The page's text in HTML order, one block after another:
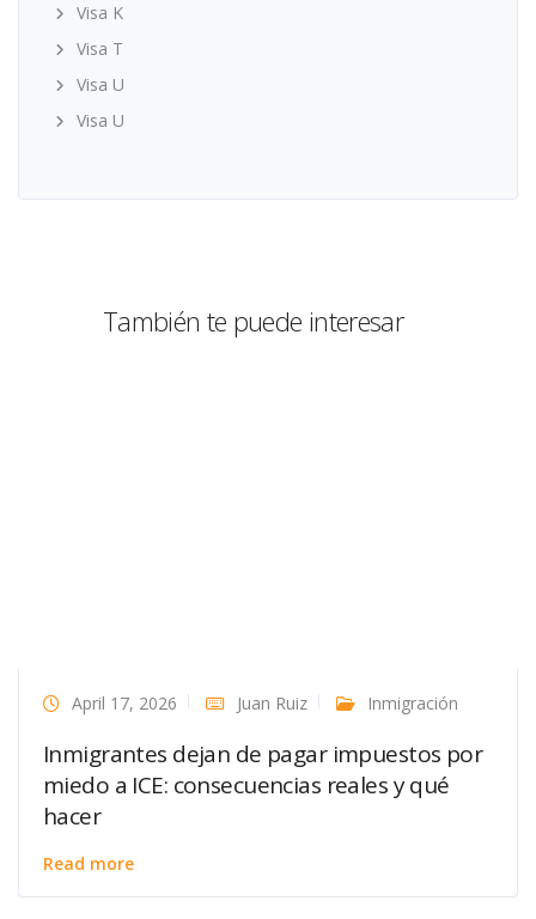
Visa K
Visa T
Visa U
Visa U
También te puede interesar
April 17, 2026 Juan Ruiz Inmigración
Inmigrantes dejan de pagar impuestos por
miedo a ICE: consecuencias reales y qué
hacer
Read more